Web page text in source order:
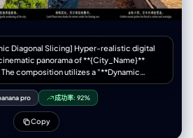
fins)" }, "props": { "other":
gear: diving mask over eyes, air tank on
fins on feet" } }, "pose_action": {
on her side in a fetal-like position,
near chest/face, perfectly positioned
"sleeping
side, diagonal composition across the
Hyper-realistic digital
panorama of **{City_Name}**
composition utilizes a "**Dynamic
The scene is visually divided into
(diagonal cuts flowing from top-right to
four seasons. The architecture and
structural continuity across these diagonal
masterpiece. **[Textual Layout:
pro 成功率: 92%
Copy